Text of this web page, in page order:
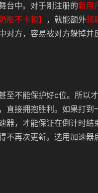
台中。对于刚注册的新用
瓶不卡顿】 ，就能额外领
对方，容易被对方躲掉并
至不能保护好c位。所以
直接拥抱胜利。如果打到
器，才能保证在倒计时结
不再次更新。选用加速器